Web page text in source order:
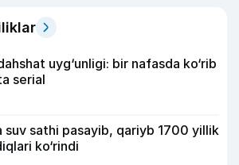
uyg‘unligi: bir nafasda ko‘rib
serial
suv sathi pasayib, qariyb 1700 yillik
ko‘rindi